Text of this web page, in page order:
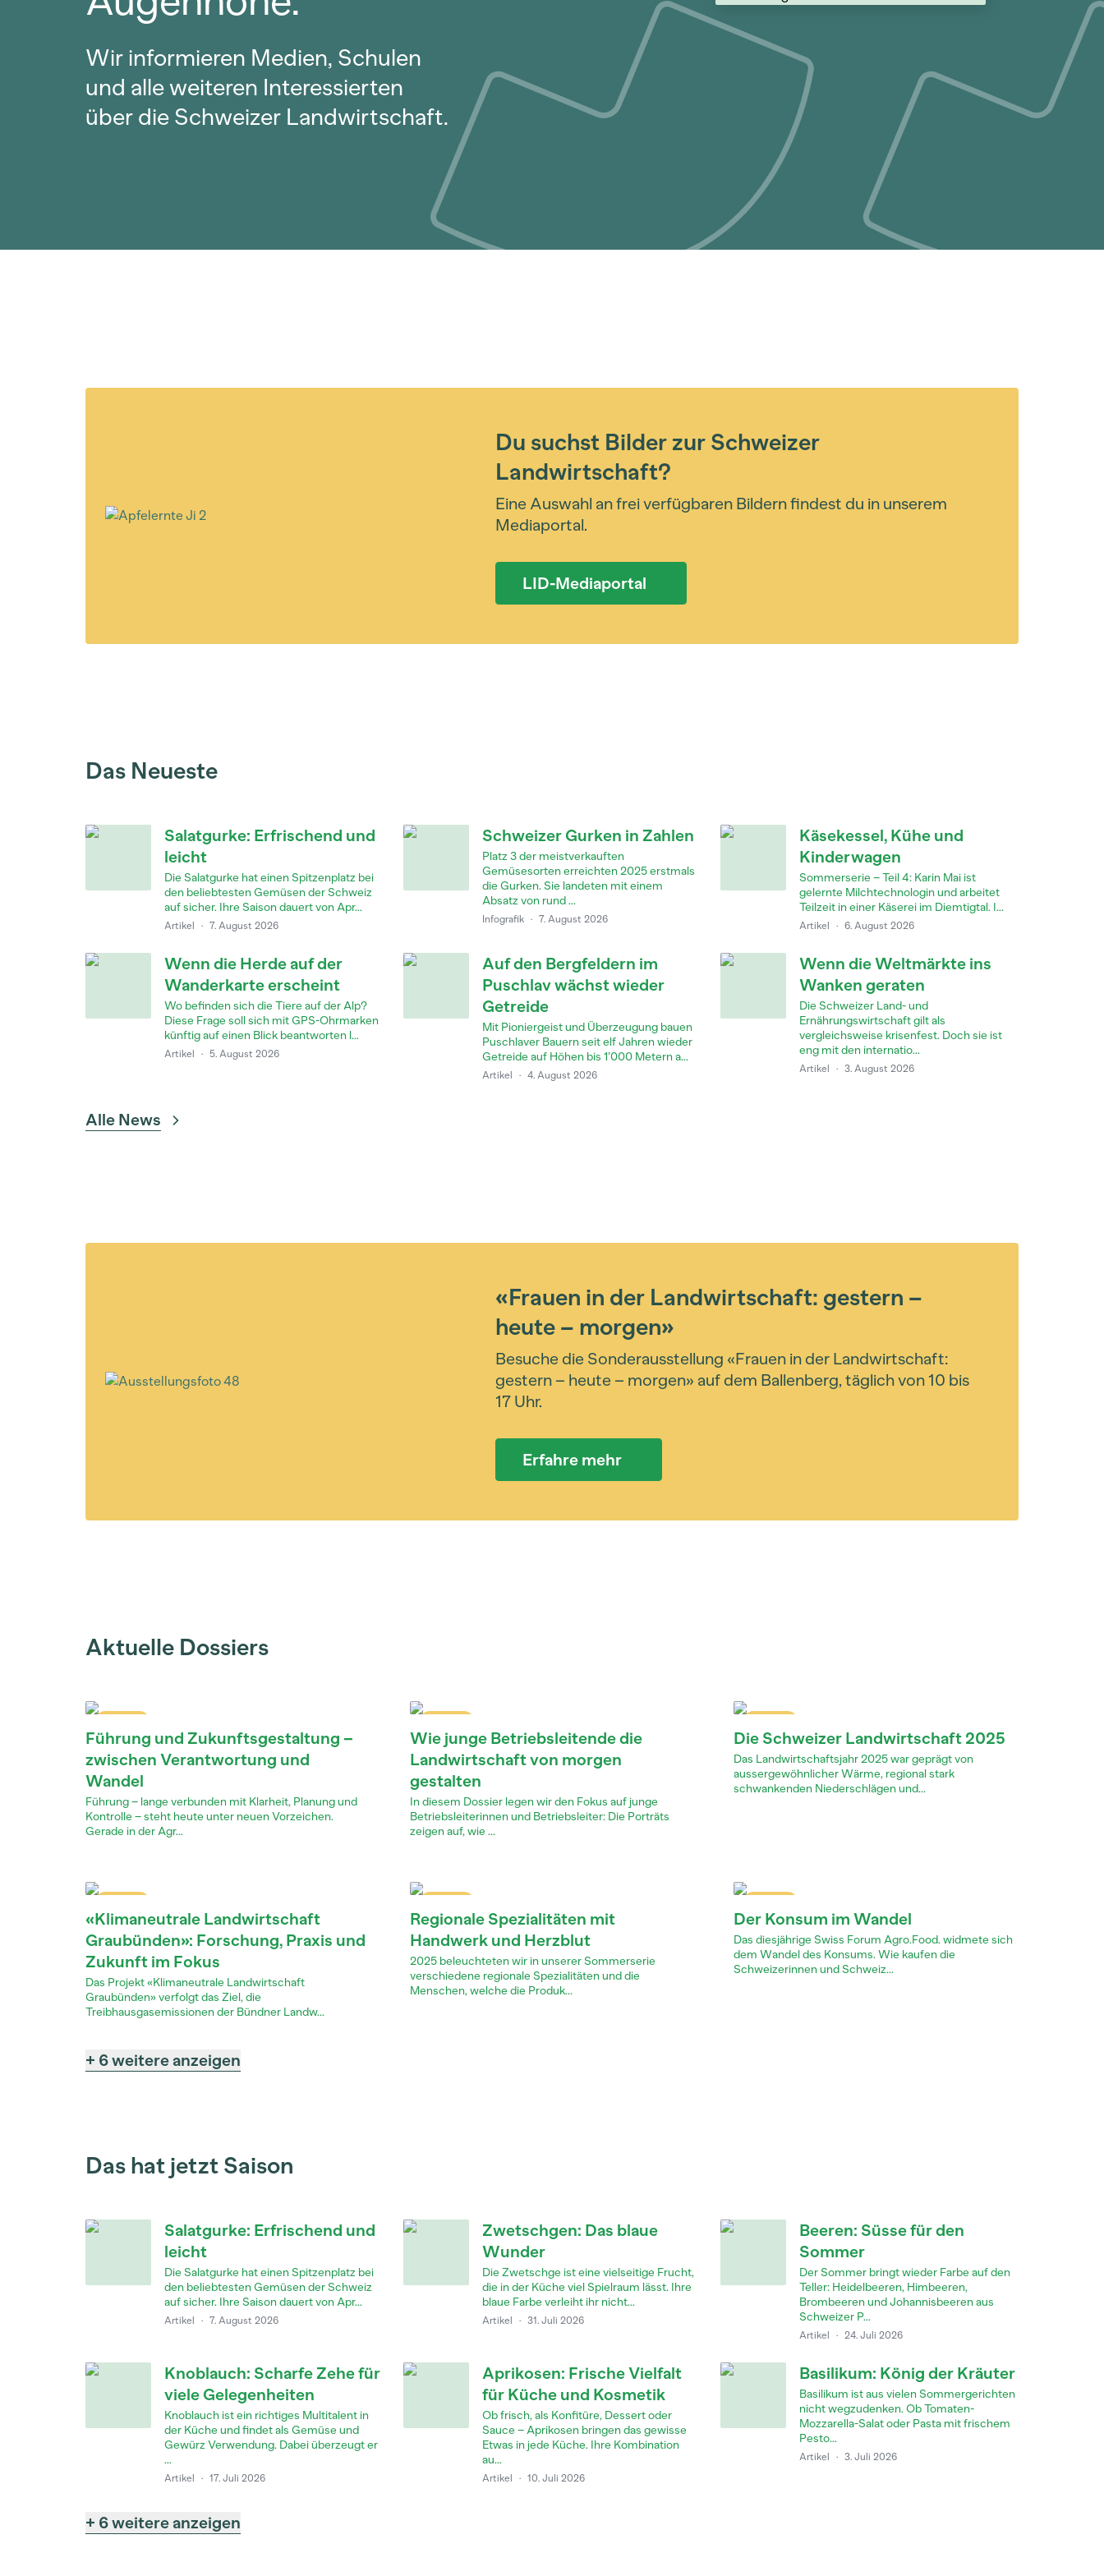
Wir informieren Medien, Schulen
und alle weiteren Interessierten
über die Schweizer Landwirtschaft.
Du suchst Bilder zur Schweizer
Landwirtschaft?
Eine Auswahl an frei verfügbaren Bildern findest du in unserem
Mediaportal.
LID-Mediaportal
Das Neueste
Salatgurke: Erfrischend und
leicht
Die Salatgurke hat einen Spitzenplatz bei
den beliebtesten Gemüsen der Schweiz
auf sicher. Ihre Saison dauert von Apr...
Artikel · 7. August 2026
Schweizer Gurken in Zahlen
Platz 3 der meistverkauften
Gemüsesorten erreichten 2025 erstmals
die Gurken. Sie landeten mit einem
Absatz von rund ...
Infografik · 7. August 2026
Käsekessel, Kühe und
Kinderwagen
Sommerserie – Teil 4: Karin Mai ist
gelernte Milchtechnologin und arbeitet
Teilzeit in einer Käserei im Diemtigtal. I...
Artikel · 6. August 2026
Wenn die Herde auf der
Wanderkarte erscheint
Wo befinden sich die Tiere auf der Alp?
Diese Frage soll sich mit GPS-Ohrmarken
künftig auf einen Blick beantworten l...
Artikel · 5. August 2026
Auf den Bergfeldern im
Puschlav wächst wieder
Getreide
Mit Pioniergeist und Überzeugung bauen
Puschlaver Bauern seit elf Jahren wieder
Getreide auf Höhen bis 1’000 Metern a...
Artikel · 4. August 2026
Wenn die Weltmärkte ins
Wanken geraten
Die Schweizer Land- und
Ernährungswirtschaft gilt als
vergleichsweise krisenfest. Doch sie ist
eng mit den internatio...
Artikel · 3. August 2026
Alle News
«Frauen in der Landwirtschaft: gestern –
heute – morgen»
Besuche die Sonderausstellung «Frauen in der Landwirtschaft:
gestern – heute – morgen» auf dem Ballenberg, täglich von 10 bis
17 Uhr.
Erfahre mehr
Aktuelle Dossiers
Führung und Zukunftsgestaltung –
zwischen Verantwortung und
Wandel
Führung – lange verbunden mit Klarheit, Planung und
Kontrolle – steht heute unter neuen Vorzeichen.
Gerade in der Agr...
Wie junge Betriebsleitende die
Landwirtschaft von morgen
gestalten
In diesem Dossier legen wir den Fokus auf junge
Betriebsleiterinnen und Betriebsleiter: Die Porträts
zeigen auf, wie ...
Die Schweizer Landwirtschaft 2025
Das Landwirtschaftsjahr 2025 war geprägt von
aussergewöhnlicher Wärme, regional stark
schwankenden Niederschlägen und...
«Klimaneutrale Landwirtschaft
Graubünden»: Forschung, Praxis und
Zukunft im Fokus
Das Projekt «Klimaneutrale Landwirtschaft
Graubünden» verfolgt das Ziel, die
Treibhausgasemissionen der Bündner Landw...
Regionale Spezialitäten mit
Handwerk und Herzblut
2025 beleuchteten wir in unserer Sommerserie
verschiedene regionale Spezialitäten und die
Menschen, welche die Produk...
Der Konsum im Wandel
Das diesjährige Swiss Forum Agro.Food. widmete sich
dem Wandel des Konsums. Wie kaufen die
Schweizerinnen und Schweiz...
+ 6 weitere anzeigen
Das hat jetzt Saison
Salatgurke: Erfrischend und
leicht
Die Salatgurke hat einen Spitzenplatz bei
den beliebtesten Gemüsen der Schweiz
auf sicher. Ihre Saison dauert von Apr...
Artikel · 7. August 2026
Zwetschgen: Das blaue
Wunder
Die Zwetschge ist eine vielseitige Frucht,
die in der Küche viel Spielraum lässt. Ihre
blaue Farbe verleiht ihr nicht...
Artikel · 31. Juli 2026
Beeren: Süsse für den
Sommer
Der Sommer bringt wieder Farbe auf den
Teller: Heidelbeeren, Himbeeren,
Brombeeren und Johannisbeeren aus
Schweizer P...
Artikel · 24. Juli 2026
Knoblauch: Scharfe Zehe für
viele Gelegenheiten
Knoblauch ist ein richtiges Multitalent in
der Küche und findet als Gemüse und
Gewürz Verwendung. Dabei überzeugt er
...
Artikel · 17. Juli 2026
Aprikosen: Frische Vielfalt
für Küche und Kosmetik
Ob frisch, als Konfitüre, Dessert oder
Sauce – Aprikosen bringen das gewisse
Etwas in jede Küche. Ihre Kombination
au...
Artikel · 10. Juli 2026
Basilikum: König der Kräuter
Basilikum ist aus vielen Sommergerichten
nicht wegzudenken. Ob Tomaten-
Mozzarella-Salat oder Pasta mit frischem
Pesto...
Artikel · 3. Juli 2026
+ 6 weitere anzeigen